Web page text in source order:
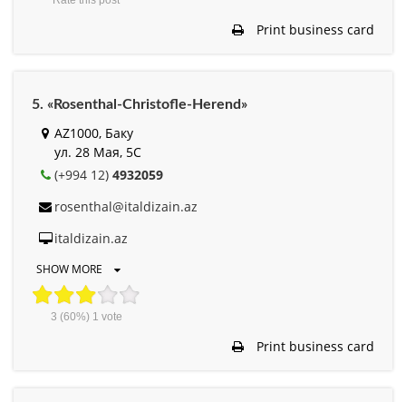
Print business card
5. «Rosenthal-Christofle-Herend»
AZ1000, Баку
ул. 28 Мая, 5C
(+994 12) 4932059
rosenthal@italdizain.az
italdizain.az
SHOW MORE
3 (60%) 1 vote
Print business card